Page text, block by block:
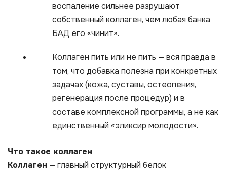
воспаление сильнее разрушают
собственный коллаген, чем любая банка
БАД его «чинит».
Коллаген пить или не пить — вся правда в
том, что добавка полезна при конкретных
задачах (кожа, суставы, остеопения,
регенерация после процедур) и в
составе комплексной программы, а не как
единственный «эликсир молодости».
Что такое коллаген
Коллаген — главный структурный белок